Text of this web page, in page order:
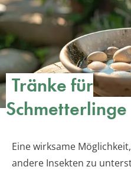
Tränke für
Schmetterlinge
Eine wirksame
andere Insekten zu